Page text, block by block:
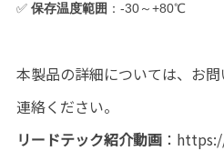
✅保存温度範囲 ：-30～+80℃
本製品の詳細については、お
連絡ください。
リードテック紹介動画 ：